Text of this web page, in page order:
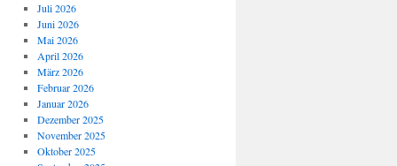
Juli 2026
Juni 2026
Mai 2026
April 2026
März 2026
Februar 2026
Januar 2026
Dezember 2025
November 2025
Oktober 2025